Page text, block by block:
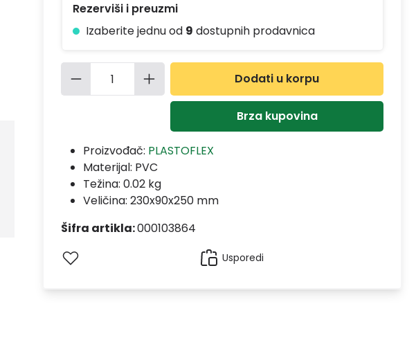
Rezerviši i preuzmi
Izaberite jednu od 9 dostupnih prodavnica
Količina proizvoda: Unesite željenu
Dodati u korpu
Brza kupovina
Proizvođač: PLASTOFLEX
Materijal: PVC
Težina: 0.02 kg
Veličina: 230x90x250 mm
Šifra artikla:000103864
Usporedi